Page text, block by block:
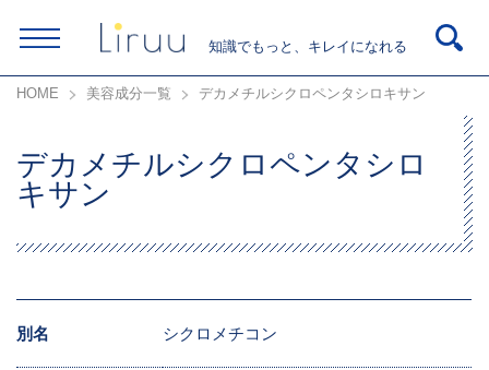
知識でもっと、キレイになれる
HOME 美容成分一覧 デカメチルシクロペンタシロキサン
デカメチルシクロペンタシロ
キサン
別名 シクロメチコン